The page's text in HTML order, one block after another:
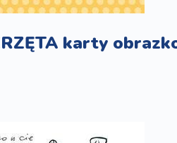
karty